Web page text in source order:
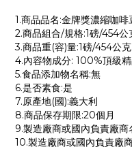
1.商品品名:金牌獎濃縮咖啡
2.商品組合/規格:1磅/454公
3.商品重(容)量:1磅/454公克
4.內容物成分: 100%頂級
5.食品添加物名稱:無
6.是否素食:是
7.原產地(國):義大利
8.商品保存期限:20個月
9.製造廠商或國內負責廠商
10.製造廠商或國內負責廠